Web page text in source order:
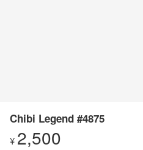
Chibi Legend #4875
¥ 2,500